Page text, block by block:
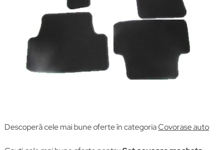
Descoperă cele mai bune oferte în categoriaCovorase auto